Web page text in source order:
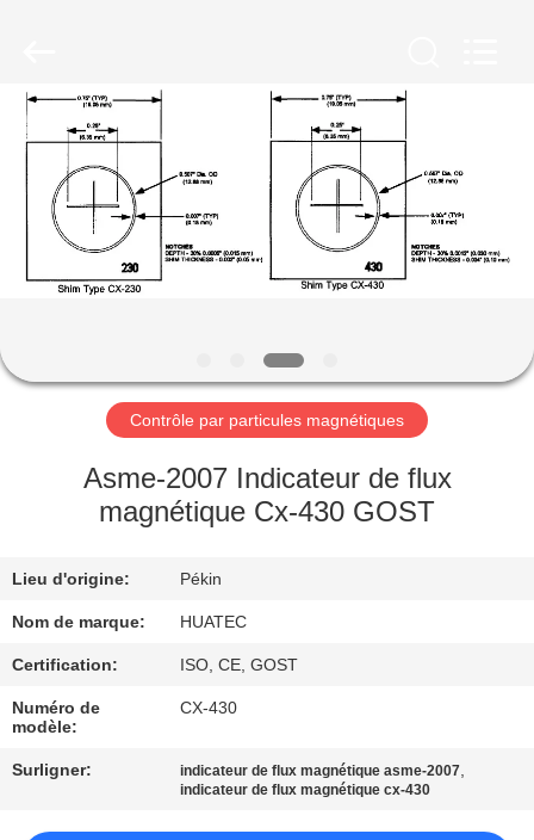
MAISON
PRODUITS
AU
DE
NOUS
VISITE
D'USINE
CONTRÔLE
DE
QUALITÉ
CONTACTEZ-
NOUS
Rights
Contrôle par particules magnétiques
Asme-2007 Indicateur de flux
magnétique Cx-430 GOST
Lieu d'origine: Pékin
Nom de marque: HUATEC
Certification: ISO, CE, GOST
Numéro de
modèle:
CX-430
Surligner: indicateur de flux magnétique asme-2007,
indicateur de flux magnétique cx-430